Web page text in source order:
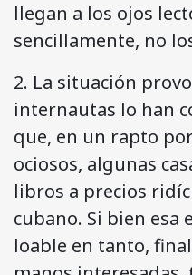
llegan a los ojos
sencillamente, no
2. La situación
internautas lo han
que, en un rapto
ociosos, algunas
libros a precios
cubano. Si bien esa
loable en tanto,